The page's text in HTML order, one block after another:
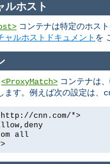
ルホスト
コンテナは特定のホス
ャルホストドキュメント を
<ProxyMatch> コンテナは
ます。例えば次の設定は、
http://cnn.com/*>
all